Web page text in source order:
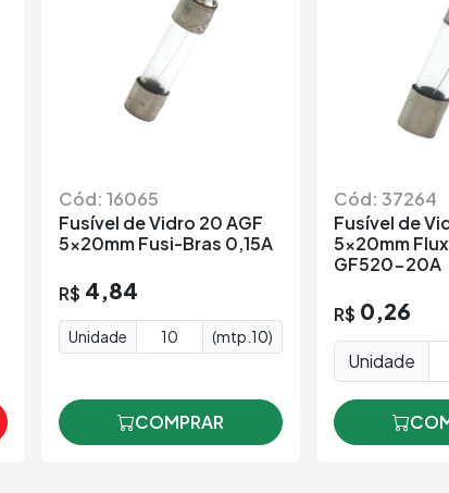
Cód: 16065
Fusível de Vidro 20 AGF
5x20mm Fusi-Bras 0,15A
R$ 4,84
Unidade (mtp.10)
COMPRAR
Cód: 37264
Fusível de
5x20mm
GF520-20A
R$ 0,26
Unidade